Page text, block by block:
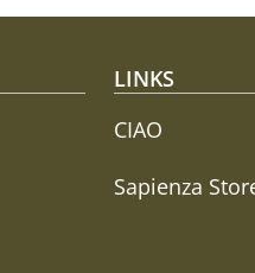
LINKS
CIAO
Sapienza